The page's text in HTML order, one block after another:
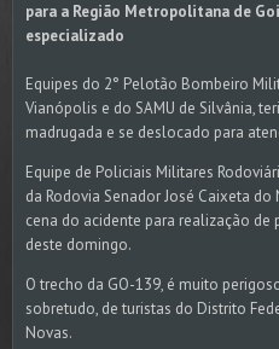
para a Região Metropolitana de
especializado
Equipes do 2° Pelotão Bombeiro
Vianópolis e do SAMU de Silvânia,
madrugada e se deslocado para
Equipe de Policiais Militares
da Rodovia Senador José Caixeta
cena do acidente para realização de
deste domingo.
O trecho da GO-139, é muito
sobretudo, de turistas do Distrito
Novas.